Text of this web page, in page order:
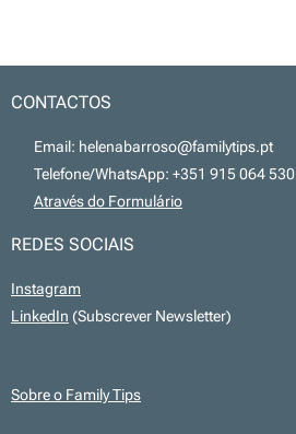
CONTACTOS
📧 Email: helenabarroso@familytips.pt
📞 Telefone/WhatsApp: +351 915 064 530
Através do Formulário
REDES SOCIAIS
Instagram
LinkedIn (Subscrever Newsletter)
Sobre o Family Tips